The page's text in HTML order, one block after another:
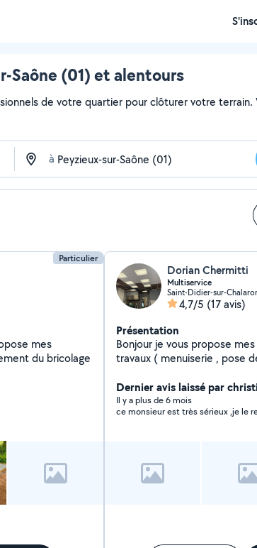
Saône (01) et alentours
de votre quartier pour clôturer votre terrain.
à
Particulier
du bricolage
Dorian Chermitti
Multiservice
4,7/5 (17 avis)
Présentation
Bonjour je vous propose
travaux ( menuiserie , pose de pergolas, entretien
ect petite maçonnerie , clôture ,débarras de
garage ect
Dernier avis laissé par
Il y a plus de 6 mois
ce monsieur est très sérieux ,je le